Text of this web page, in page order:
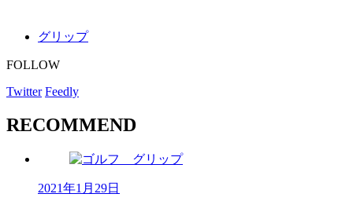
グリップ
FOLLOW
Twitter Feedly
RECOMMEND
2021年1月29日